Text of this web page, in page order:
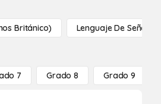
Británico) Lenguaje De Señas
7 Grado 8 Grado 9